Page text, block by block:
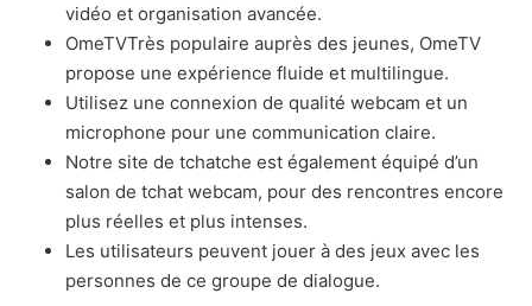
vidéo et organisation avancée.
OmeTVTrès populaire auprès des jeunes, OmeTV
propose une expérience fluide et multilingue.
Utilisez une connexion de qualité webcam et un
microphone pour une communication claire.
Notre site de tchatche est également équipé d’un
salon de tchat webcam, pour des rencontres encore
plus réelles et plus intenses.
Les utilisateurs peuvent jouer à des jeux avec les
personnes de ce groupe de dialogue.